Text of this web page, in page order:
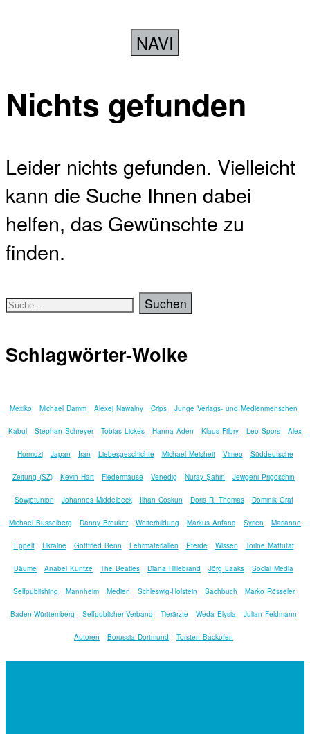
NAVI
Nichts gefunden
Leider nichts gefunden. Vielleicht
kann die Suche Ihnen dabei
helfen, das Gewünschte zu
finden.
Schlagwörter-Wolke
Mexiko Michael Damm Alexej Nawalny Crips Junge Verlags- und Medienmenschen
Kabul Stephan Schreyer Tobias Lickes Hanna Aden Klaus Filbry Leo Spors Alex
Hormozi Japan Iran Liebesgeschichte Michael Meisheit Vimeo Süddeutsche
Zeitung (SZ) Kevin Hart Fledermäuse Venedig Nuray Şahin Jewgeni Prigoschin
Sowjetunion Johannes Middelbeck Ilhan Coskun Doris R. Thomas Dominik Graf
Michael Büsselberg Danny Breuker Weiterbildung Markus Anfang Syrien Marianne
Eppelt Ukraine Gottfried Benn Lehrmaterialien Pferde Wissen Torine Mattutat
Bäume Anabel Kuntze The Beatles Diana Hillebrand Jörg Laaks Social Media
Selfpublishing Mannheim Medien Schleswig-Holstein Sachbuch Marko Rösseler
Baden-Württemberg Selfpublisher-Verband Tierärzte Weda Elysia Julian Feldmann
Autoren Borussia Dortmund Torsten Backofen